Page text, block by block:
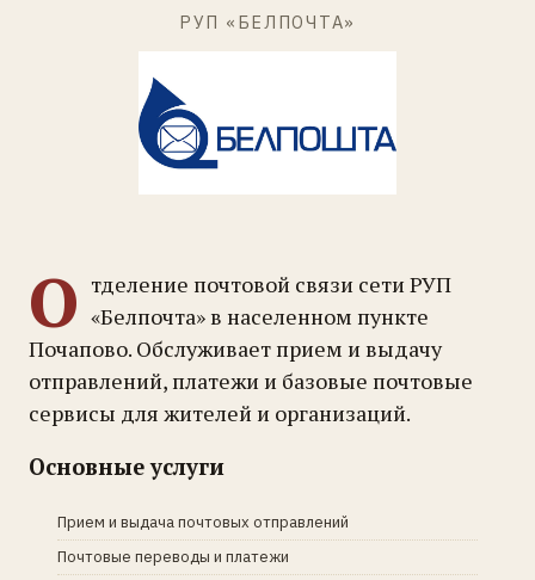
РУП «БЕЛПОЧТА»
О тделение почтовой связи сети РУП
«Белпочта» в населенном пункте
Почапово. Обслуживает прием и выдачу
отправлений, платежи и базовые почтовые
сервисы для жителей и организаций.
Основные услуги
Прием и выдача почтовых отправлений
Почтовые переводы и платежи